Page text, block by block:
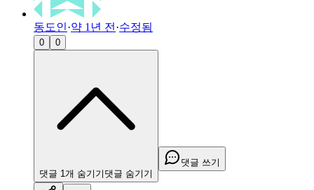
동도인·약 1년 전 ·수정됨
0 0
댓글 1개 숨기기 댓글 숨기기
댓글 쓰기